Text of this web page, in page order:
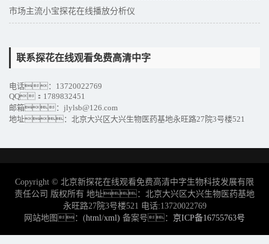
市场主流小宝探花在线播放分析仪
联系探花在线观看免费高清中字
电话：13720022769
QQ：1789832451
邮箱：jlylsb@126.com
地址：北京大兴区大兴生物医药基地永旺路27院3号楼521
Copyright © 北京新探花在线观看免费高清中字生物科技发展有限
责任公司 版权所有 地址：北京大兴区大兴生物医药基地
永旺路27院3号楼521 电话:13720022769
网站地图：(html/xml) 备案号： 京ICP备16755763号